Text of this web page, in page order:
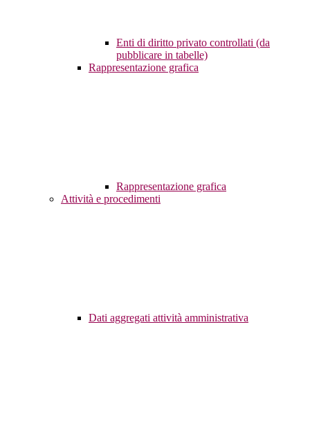
Enti di diritto privato controllati (da
pubblicare in tabelle)
Rappresentazione grafica
Rappresentazione grafica
Attività e procedimenti
Dati aggregati attività amministrativa